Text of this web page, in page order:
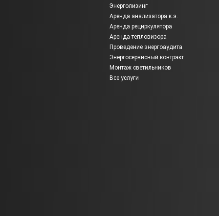
Энерголизинг
Аренда анализатора к.э.
Аренда рециркулятора
Аренда тепловизора
Проведение энергоаудита
Энергосервисный контракт
Монтаж светильников
Все услуги